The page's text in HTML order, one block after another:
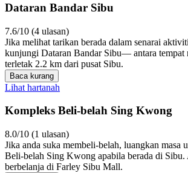
Dataran Bandar Sibu
7.6/10 (4 ulasan)
Jika melihat tarikan berada dalam senarai
kunjungi Dataran Bandar Sibu— antara tempat
terletak 2.2 km dari pusat Sibu.
Baca kurang
Lihat hartanah
Kompleks Beli-belah Sing Kwong
8.0/10 (1 ulasan)
Jika anda suka membeli-belah, luangkan masa
Beli-belah Sing Kwong apabila berada di Sibu.
berbelanja di Farley Sibu Mall.